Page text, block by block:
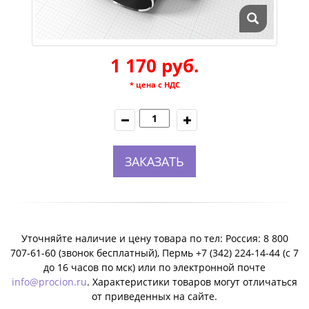
1 170 руб.
* цена с НДС
ЗАКАЗАТЬ
Уточняйте наличие и цену товара по тел: Россия: 8 800
707-61-60 (звонок бесплатный), Пермь +7 (342) 224-14-44 (c 7
до 16 часов по мск) или по электронной почте
info@procion.ru. Характеристики товаров могут отличаться
от приведенных на сайте.